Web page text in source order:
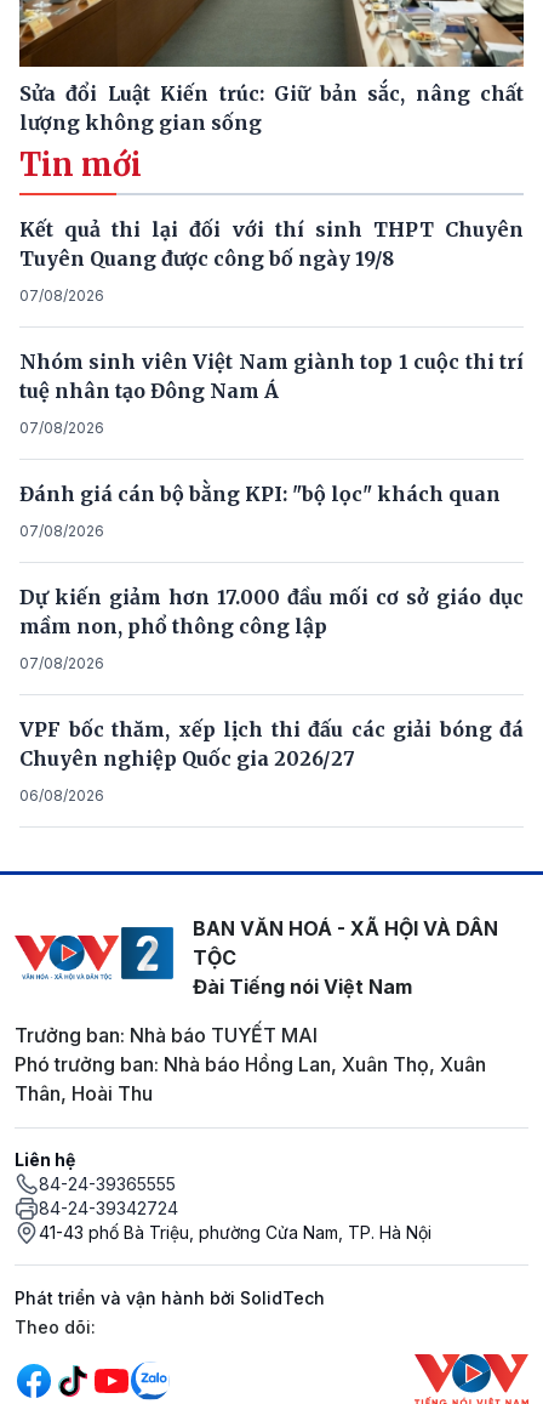
Sửa đổi Luật Kiến trúc: Giữ bản sắc, nâng chất
lượng không gian sống
Tin mới
Kết quả thi lại đối với thí sinh THPT Chuyên
Tuyên Quang được công bố ngày 19/8
07/08/2026
Nhóm sinh viên Việt Nam giành top 1 cuộc thi trí
tuệ nhân tạo Đông Nam Á
07/08/2026
Đánh giá cán bộ bằng KPI: "bộ lọc" khách quan
07/08/2026
Dự kiến giảm hơn 17.000 đầu mối cơ sở giáo dục
mầm non, phổ thông công lập
07/08/2026
VPF bốc thăm, xếp lịch thi đấu các giải bóng đá
Chuyên nghiệp Quốc gia 2026/27
06/08/2026
BAN VĂN HOÁ - XÃ HỘI VÀ DÂN
TỘC
Đài Tiếng nói Việt Nam
Trưởng ban: Nhà báo TUYẾT MAI
Phó trưởng ban: Nhà báo Hồng Lan, Xuân Thọ, Xuân
Thân, Hoài Thu
Liên hệ
84-24-39365555
84-24-39342724
41-43 phố Bà Triệu, phường Cửa Nam, TP. Hà Nội
Phát triển và vận hành bởi SolidTech
Mạng xã hội
Theo dõi: